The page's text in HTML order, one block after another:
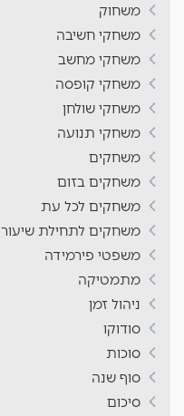
משחוק
משחקי חשיבה
משחקי מחשב
משחקי קופסה
משחקי שולחן
משחקי תנועה
משחקים
משחקים בזום
משחקים לכל עת
משחקים לתחילת שיעור
משפטי פירמידה
מתמטיקה
ניהול זמן
סודוקו
סוכות
סוף שנה
סיכום